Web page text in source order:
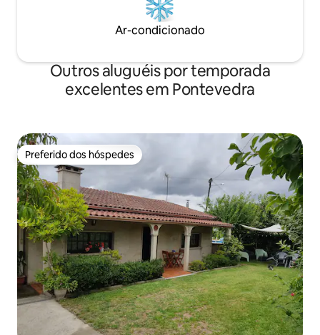
Ar-condicionado
Outros aluguéis por temporada
excelentes em Pontevedra
Preferido dos hóspedes
Preferido dos hóspedes